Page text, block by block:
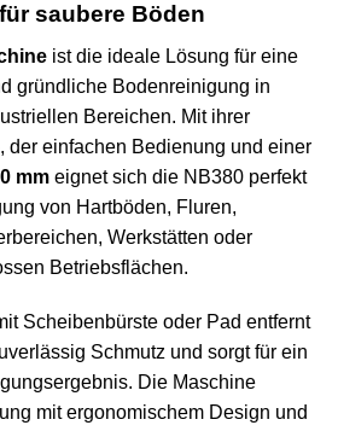
saubere Böden
ist die ideale Lösung für eine
gründliche Bodenreinigung in
Bereichen. Mit ihrer
der einfachen Bedienung und einer
mm eignet sich die NB380 perfekt
von Hartböden, Fluren,
Werkstätten oder
Betriebsflächen.
Scheibenbürste oder Pad entfernt
Schmutz und sorgt für ein
Die Maschine
mit ergonomischem Design und